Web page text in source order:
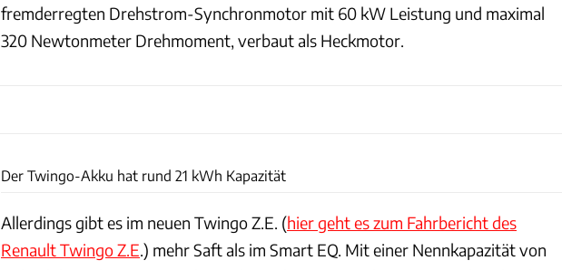
fremderregten Drehstrom-Synchronmotor mit 60 kW Leistung und maximal
320 Newtonmeter Drehmoment, verbaut als Heckmotor.
Der Twingo-Akku hat rund 21 kWh Kapazität
Allerdings gibt es im neuen Twingo Z.E. (hier geht es zum Fahrbericht des
Renault Twingo Z.E .) mehr Saft als im Smart EQ. Mit einer Nennkapazität von